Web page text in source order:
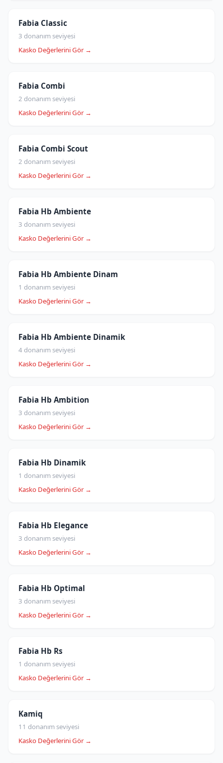
Fabia Classic
3 donanım seviyesi
Kasko Değerlerini Gör →
Fabia Combi
2 donanım seviyesi
Kasko Değerlerini Gör →
Fabia Combi Scout
2 donanım seviyesi
Kasko Değerlerini Gör →
Fabia Hb Ambiente
3 donanım seviyesi
Kasko Değerlerini Gör →
Fabia Hb Ambiente Dinam
1 donanım seviyesi
Kasko Değerlerini Gör →
Fabia Hb Ambiente Dinamik
4 donanım seviyesi
Kasko Değerlerini Gör →
Fabia Hb Ambition
3 donanım seviyesi
Kasko Değerlerini Gör →
Fabia Hb Dinamik
1 donanım seviyesi
Kasko Değerlerini Gör →
Fabia Hb Elegance
3 donanım seviyesi
Kasko Değerlerini Gör →
Fabia Hb Optimal
3 donanım seviyesi
Kasko Değerlerini Gör →
Fabia Hb Rs
1 donanım seviyesi
Kasko Değerlerini Gör →
Kamiq
11 donanım seviyesi
Kasko Değerlerini Gör →